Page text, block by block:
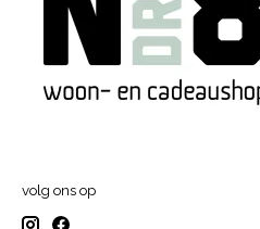
volg ons op